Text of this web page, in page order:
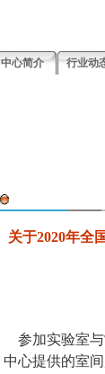
中心简介 行业动
关于2020年全
参加实验室与
中心提供的室